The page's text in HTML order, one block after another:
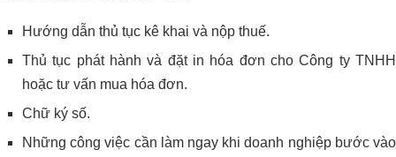
Hướng dẫn thủ tục kê khai và nộp thuế.
Thủ tục phát hành và đặt in hóa đơn cho Công ty TNHH
hoặc tư vấn mua hóa đơn.
Chữ ký số.
Những công việc cần làm ngay khi doanh nghiệp bước vào